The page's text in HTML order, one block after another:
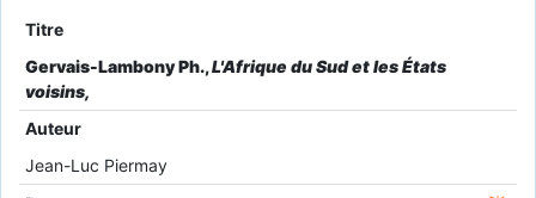
Titre
Gervais-Lambony Ph.,L'Afrique du Sud et les États
voisins,
Auteur
Jean-Luc Piermay